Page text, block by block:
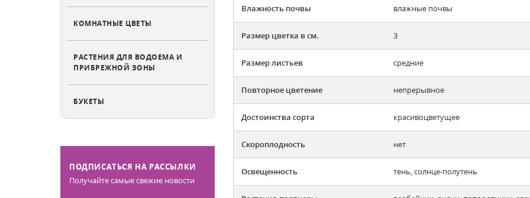
КОМНАТНЫЕ ЦВЕТЫ
РАСТЕНИЯ ДЛЯ ВОДОЕМА И
ПРИБРЕЖНОЙ ЗОНЫ
БУКЕТЫ
ПОДПИСАТЬСЯ НА РАССЫЛКИ
Получайте самые свежие новости
Влажность почвы влажные почвы
Размер цветка в см. 3
Размер листьев средние
Повторное цветение непрерывное
Достоинства сорта красивоцветущее
Скороплодность нет
Освещенность тень, солнце-полутень